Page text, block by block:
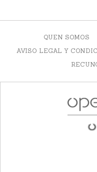
QUEN SOMOS
AVISO LEGAL Y